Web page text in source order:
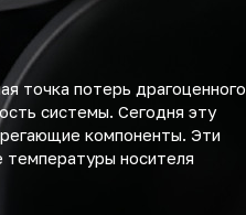
точка потерь драгоценного
системы. Сегодня эту
компоненты. Эти
температуры носителя